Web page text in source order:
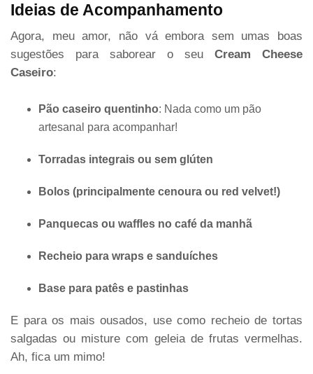
Ideias de Acompanhamento
Agora, meu amor, não vá embora sem umas boas
sugestões para saborear o seu Cream Cheese
Caseiro:
Pão caseiro quentinho: Nada como um pão
artesanal para acompanhar!
Torradas integrais ou sem glúten
Bolos (principalmente cenoura ou red velvet!)
Panquecas ou waffles no café da manhã
Recheio para wraps e sanduíches
Base para patês e pastinhas
E para os mais ousados, use como recheio de tortas
salgadas ou misture com geleia de frutas vermelhas.
Ah, fica um mimo!